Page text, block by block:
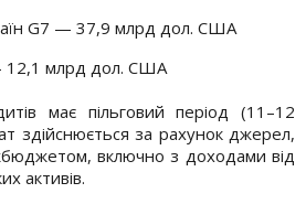
G7 — 37,9 млрд дол. США
12,1 млрд дол. США
має пільговий період (11–12
здійснюється за рахунок джерел,
включно з доходами від
активів.